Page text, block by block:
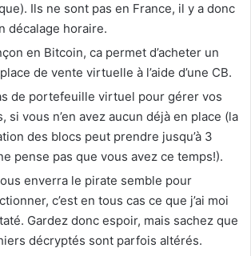
Ils ne sont pas en France, il y a donc
décalage horaire.
en Bitcoin, ca permet d’acheter un
de vente virtuelle à l’aide d’une CB.
de portefeuille virtuel pour gérer vos
si vous n’en avez aucun déjà en place (la
des blocs peut prendre jusqu’à 3
pense pas que vous avez ce temps!).
enverra le pirate semble pour
c’est en tous cas ce que j’ai moi
Gardez donc espoir, mais sachez que
décryptés sont parfois altérés.